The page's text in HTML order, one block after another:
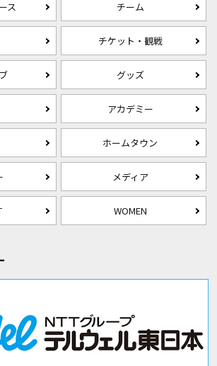
ス チーム
チケット・観戦
グッズ
アカデミー
ホームタウン
メディア
WOMEN